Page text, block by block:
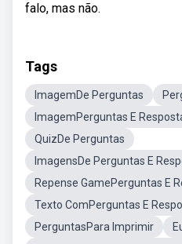
falo, mas não.
Tags
ImagemDe Perguntas
ImagemPerguntas E
QuizDe Perguntas
ImagensDe Perguntas E
Repense GamePerguntas E
Texto ComPerguntas E
PerguntasPara Imprimir